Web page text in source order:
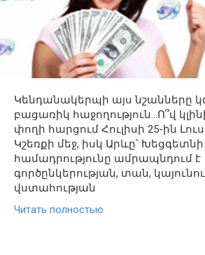
Կենդանակերպի այս նշանները
բացառիկ հաջողություն…Ո՞վ
փողի հարցում Հուլիսի 25-ին
Կշեռքի մեջ, իսկ Արևը՝
համադրությունը ամրապնդում է
գործընկերության, տան,
վստահության
Читать полностью